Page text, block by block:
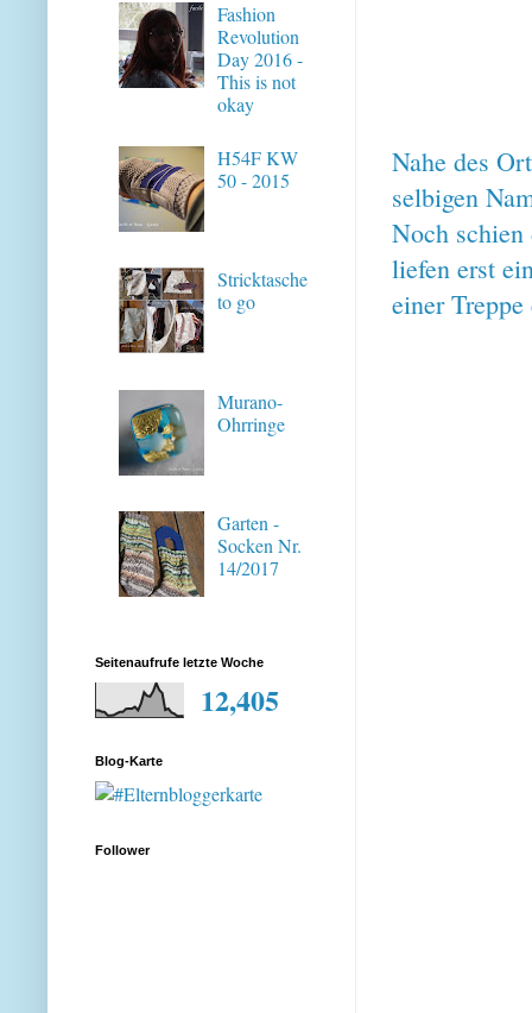
Nahe des
selbigen
Noch
liefen erst
einer
Fashion
Revolution
Day 2016 -
This is not
okay
H54F KW
50 - 2015
Stricktasche
to go
Murano-
Ohrringe
Garten -
Socken Nr.
14/2017
Seitenaufrufe letzte Woche
12,405
Blog-Karte
Follower